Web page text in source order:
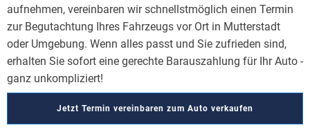
aufnehmen, vereinbaren wir schnellstmöglich einen Termin
zur Begutachtung Ihres Fahrzeugs vor Ort in Mutterstadt
oder Umgebung. Wenn alles passt und Sie zufrieden sind,
erhalten Sie sofort eine gerechte Barauszahlung für Ihr Auto -
ganz unkompliziert!
Jetzt Termin vereinbaren zum Auto verkaufen